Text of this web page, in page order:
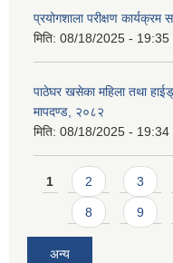
प्रयोगशाला परीक्षण कार्यक्रम
मिति: 08/18/2025 - 19:35
पाठेघर खसेका महिला तथा
मापदण्ड, २०८२
मिति: 08/18/2025 - 19:34
Pages
1 2 3
8 9
अन्य